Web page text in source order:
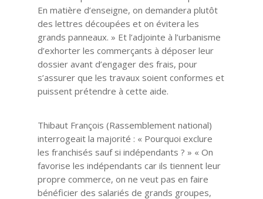
En matière d’enseigne, on demandera plutôt
des lettres découpées et on évitera les
grands panneaux. » Et l’adjointe à l’urbanisme
d’exhorter les commerçants à déposer leur
dossier avant d’engager des frais, pour
s’assurer que les travaux soient conformes et
puissent prétendre à cette aide.
Thibaut François (Rassemblement national)
interrogeait la majorité : « Pourquoi exclure
les franchisés sauf si indépendants ? » « On
favorise les indépendants car ils tiennent leur
propre commerce, on ne veut pas en faire
bénéficier des salariés de grands groupes,